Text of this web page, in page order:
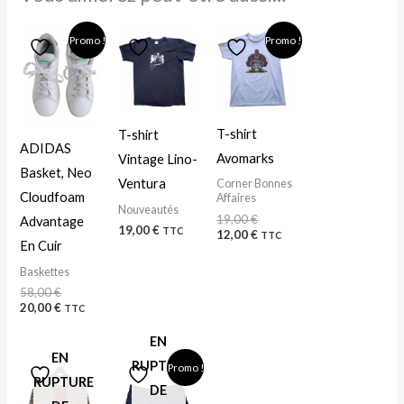
Promo !
ADIDAS
Basket, Neo
Cloudfoam
Advantage
En Cuir
Baskettes
58,00€
Le
prix
initial
était :
58,00 €.
20,00€
Le
prix
actuel
est :
20,00 €.
TTC
T-shirt
Vintage Lino-
Ventura
Nouveautés
19,00€ TTC
Promo !
T-shirt
Avomarks
Corner Bonnes
Affaires
19,00€
Le
prix
initial
était :
19,00 €.
12,00€
Le
prix
actuel
est :
12,00 €.
TTC
EN
RUPTURE
Promo !
EN
RUPTURE
DE
Le
prix
initial
Le
prix
actuel